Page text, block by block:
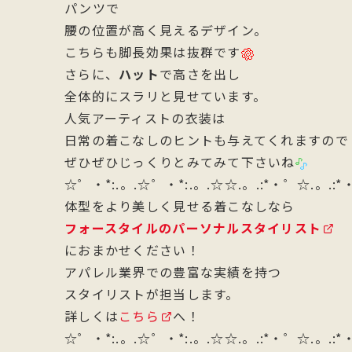
パンツで
腰の位置が高く見えるデザイン。
こちらも脚長効果は抜群です
さらに、 ハットで高さを出し
全体的にスラリと見せています。
人気アーティストの衣装は
日常の着こなしのヒントも与えてくれますので
ぜひぜひじっくりとみてみて下さいね
☆゜・*:.。.☆゜・*:.。.☆☆.。.:*・゜☆.。.:*
体型をより美しく見せる着こなしなら
フォースタイルのパーソナルスタイリスト
におまかせください！
アパレル業界での豊富な実績を持つ
スタイリストが担当します。
詳しくは こちら
へ！
☆゜・*:.。.☆゜・*:.。.☆☆.。.:*・゜☆.。.:*